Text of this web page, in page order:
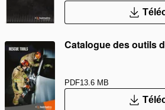
Catalogue des outils
PDF13.6 MB